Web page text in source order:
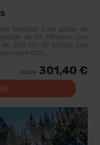
ilimitado a las pistas de
de los Pirineos. Con
200 km de pistas, con
instal...
desde 301,40 €